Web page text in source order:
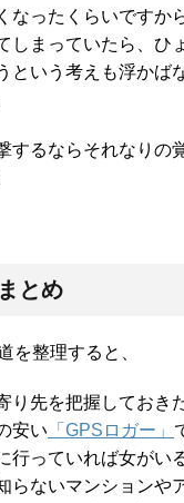
なったくらいですか
しまっていたら、ひ
という考えも浮かば
するならそれなりの
とめ
を整理すると、
り先を把握しておき
安い 「GPSロガー」
行っていれば女がい
らないマンションや